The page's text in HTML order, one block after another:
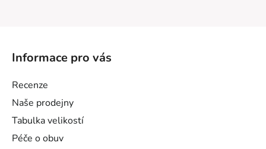
Informace pro vás
Recenze
Naše prodejny
Tabulka velikostí
Péče o obuv